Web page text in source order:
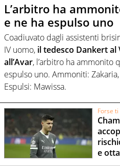
L’arbitro ha
e ne ha espulso uno
Coadiuvato dagli assistenti
IV uomo, il tedesco Dankert al
all’Avar, l’arbitro ha ammonito
espulso uno. Ammoniti:
Espulsi: Mawissa.
Forse
e